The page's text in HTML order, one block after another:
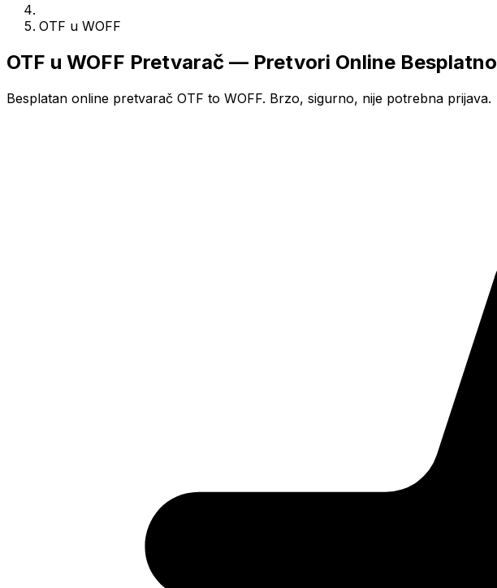
OTF u WOFF
OTF u WOFF Pretvarač — Pretvori Online Besplatno
Besplatan online pretvarač OTF to WOFF. Brzo, sigurno, nije potrebna prijava.